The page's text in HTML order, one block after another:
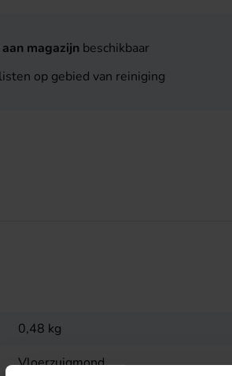
magazijn beschikbaar
op gebied van reiniging
0,48 kg
Vloerzuigmond